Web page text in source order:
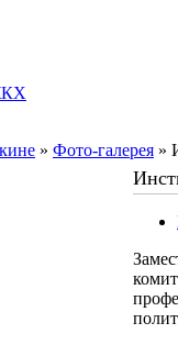
» Фото-галерея »